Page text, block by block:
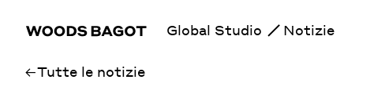
Global Studio Notizie
Tutte le notizie